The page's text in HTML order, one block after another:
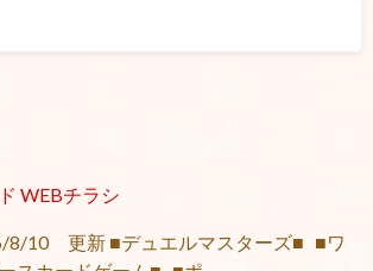
WEBチラシ
8/10 更新 ■デュエルマスターズ■ ■ワ